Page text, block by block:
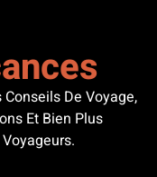
De Voyage,
Et Bien Plus